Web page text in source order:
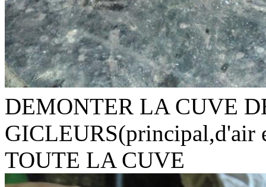
DEMONTER LA CUVE
GICLEURS(principal,d'air
TOUTE LA CUVE